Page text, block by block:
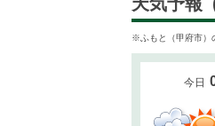
※ふもと（甲府市）
今日